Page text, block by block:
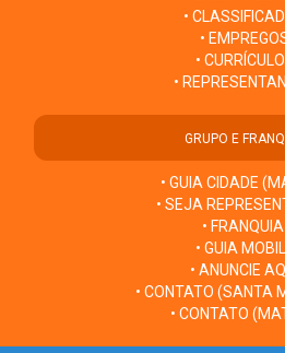
•
•
•
•
GRUPO E
• GUIA CIDADE
• SEJA
• FRANQUIA
• GUIA
• ANUNCIE
• CONTATO (SANTA
• CONTATO